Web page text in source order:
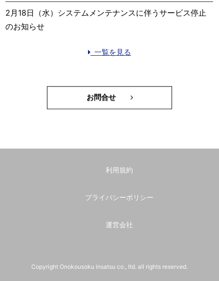
2月18日（水）システムメンテナンスに伴うサービス停止
のお知らせ
一覧を見る
利用規約
プライバシーポリシー
運営会社
Copyright Onokousoku insatsu co., ltd. all rights reserved.